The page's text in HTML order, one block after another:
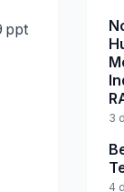
ppt
3
4